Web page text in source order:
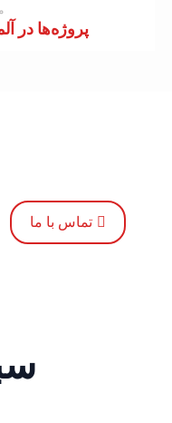
پروژه‌ها در
تماس با ما